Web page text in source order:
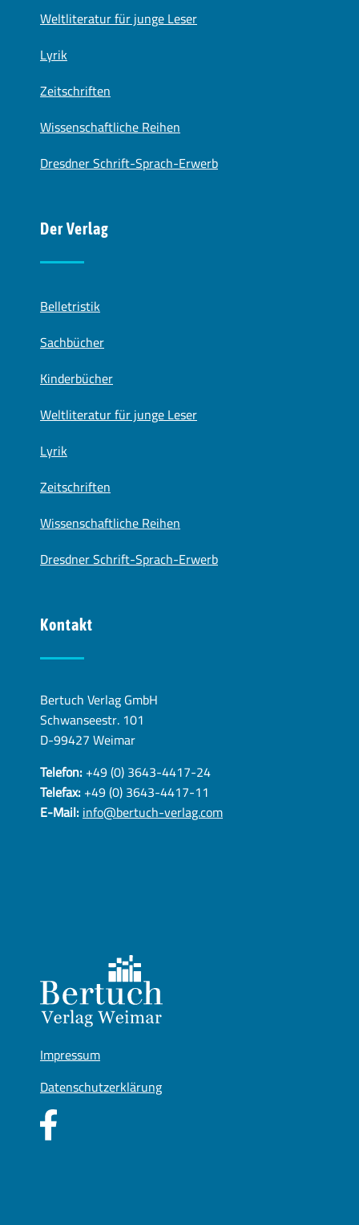
Weltliteratur für junge Leser
Lyrik
Zeitschriften
Wissenschaftliche Reihen
Dresdner Schrift-Sprach-Erwerb
Der Verlag
Belletristik
Sachbücher
Kinderbücher
Weltliteratur für junge Leser
Lyrik
Zeitschriften
Wissenschaftliche Reihen
Dresdner Schrift-Sprach-Erwerb
Kontakt
Bertuch Verlag GmbH
Schwanseestr. 101
D-99427 Weimar
Telefon:+49 (0) 3643-4417-24
Telefax:+49 (0) 3643-4417-11
E-Mail:info@bertuch-verlag.com
Impressum
Datenschutzerklärung